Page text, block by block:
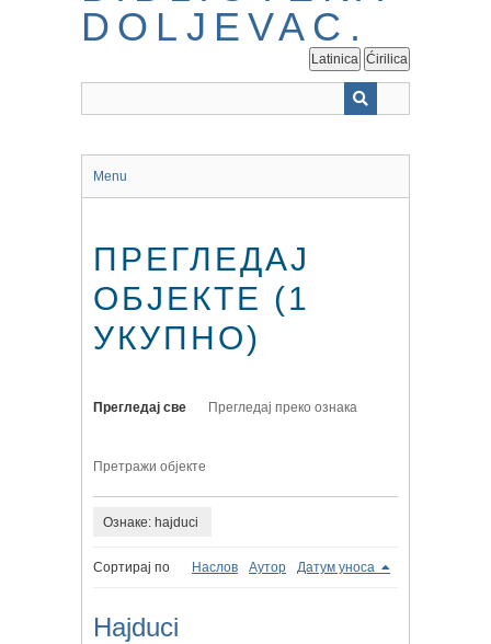
Latinica Ćirilica
Menu
ПРЕГЛЕДАЈ
ОБЈЕКТЕ (1
УКУПНО)
Прегледај све Прегледај преко ознака
Претражи објекте
Ознаке: hajduci
Сортирај по Наслов Аутор Датум уноса
Hajduci